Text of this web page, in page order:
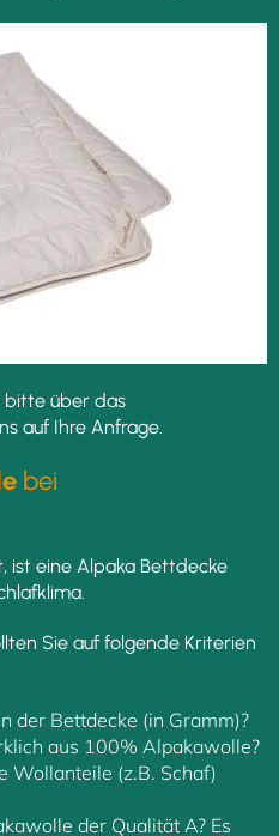
bitte über das
auf Ihre Anfrage.
bei
ist eine Alpaka Bettdecke
Sie auf folgende Kriterien
der Bettdecke (in Gramm)?
aus 100% Alpakawolle?
Wollanteile (z.B. Schaf)
der Qualität A? Es